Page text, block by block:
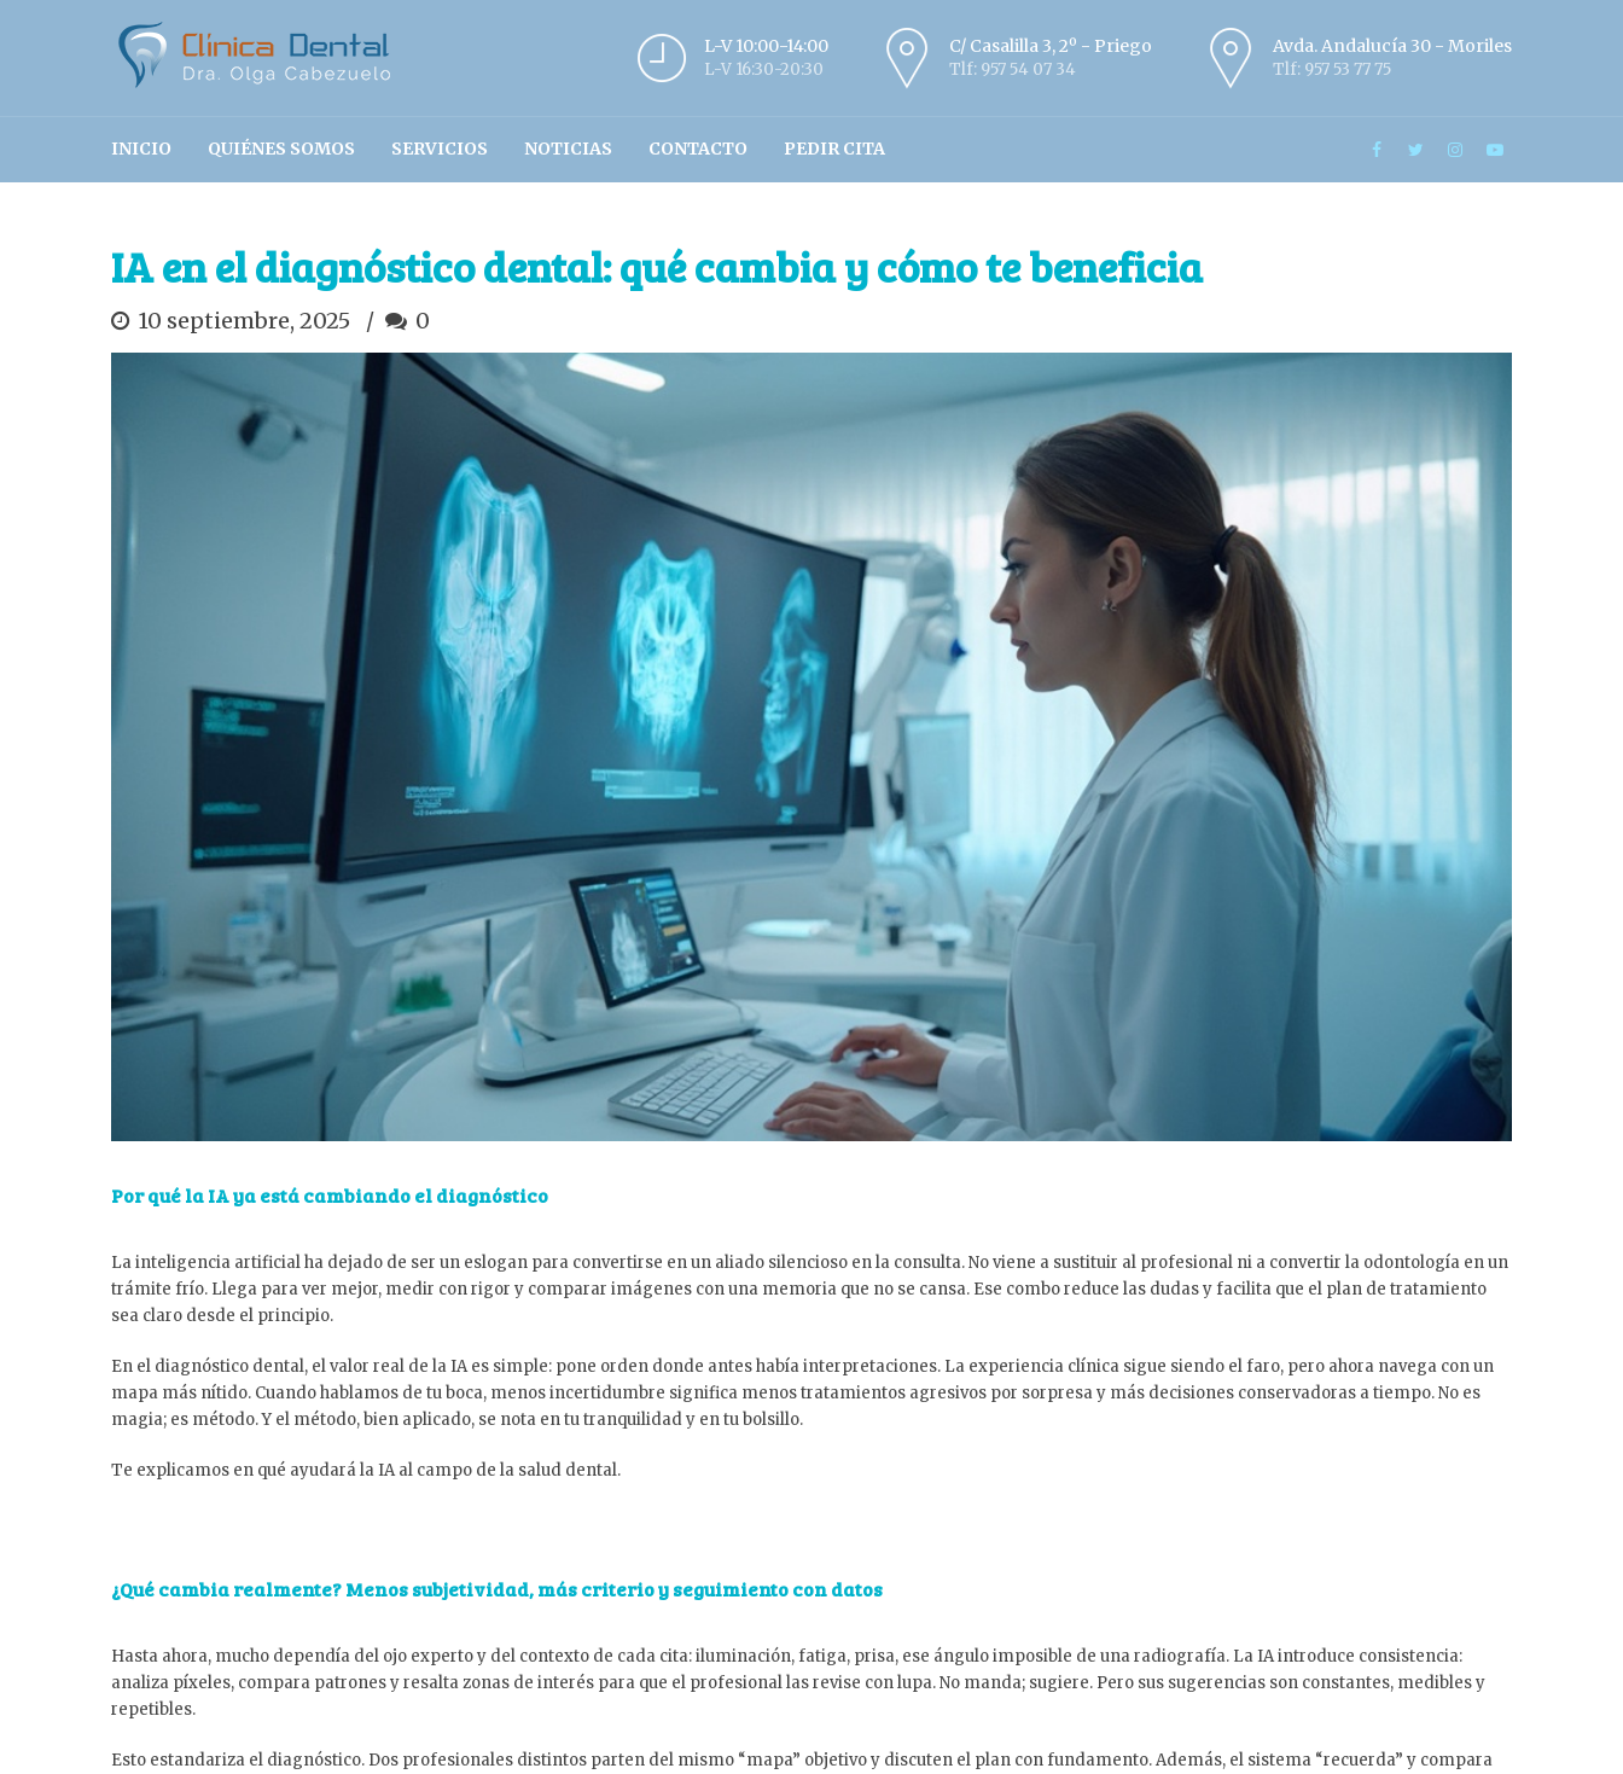
L-V 10:00-14:00
L-V 16:30-20:30
C/ Casalilla 3, 2º - Priego
Tlf: 957 54 07 34
Avda. Andalucía 30 - Moriles
Tlf: 957 53 77 75
INICIO QUIÉNES SOMOS SERVICIOS NOTICIAS CONTACTO PEDIR CITA
IA en el diagnóstico dental: qué cambia y cómo te beneficia
10 septiembre, 2025 0
Por qué la IA ya está cambiando el diagnóstico
La inteligencia artificial ha dejado de ser un eslogan para convertirse en un aliado silencioso en la consulta. No viene a sustituir al profesional ni a convertir la odontología en un
trámite frío. Llega para ver mejor, medir con rigor y comparar imágenes con una memoria que no se cansa. Ese combo reduce las dudas y facilita que el plan de tratamiento
sea claro desde el principio.
En el diagnóstico dental, el valor real de la IA es simple: pone orden donde antes había interpretaciones. La experiencia clínica sigue siendo el faro, pero ahora navega con un
mapa más nítido. Cuando hablamos de tu boca, menos incertidumbre significa menos tratamientos agresivos por sorpresa y más decisiones conservadoras a tiempo. No es
magia; es método. Y el método, bien aplicado, se nota en tu tranquilidad y en tu bolsillo.
Te explicamos en qué ayudará la IA al campo de la salud dental.
¿Qué cambia realmente? Menos subjetividad, más criterio y seguimiento con datos
Hasta ahora, mucho dependía del ojo experto y del contexto de cada cita: iluminación, fatiga, prisa, ese ángulo imposible de una radiografía. La IA introduce consistencia:
analiza píxeles, compara patrones y resalta zonas de interés para que el profesional las revise con lupa. No manda; sugiere. Pero sus sugerencias son constantes, medibles y
repetibles.
Esto estandariza el diagnóstico. Dos profesionales distintos parten del mismo “mapa” objetivo y discuten el plan con fundamento. Además, el sistema “recuerda” y compara